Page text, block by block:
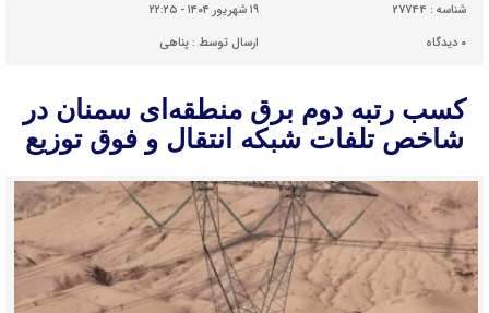
شناسه : 27744
۱۹ شهریور ۱۴۰۴ - ۲۲:۲۵
۰ دیدگاه ارسال توسط :پناهی
کسب رتبه دوم برق منطقه‌ای سمنان در
شاخص تلفات شبکه انتقال و فوق توزیع